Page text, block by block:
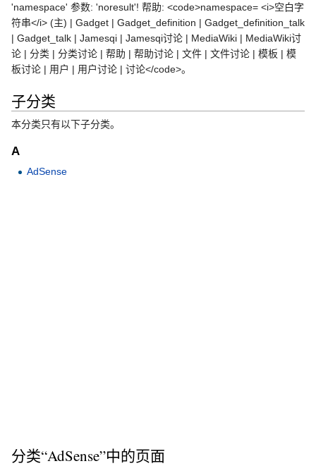
'namespace' 参数: 'noresult'! 帮助: <code>namespace= <i>空白字
符串</i> (主) | Gadget | Gadget_definition | Gadget_definition_talk
| Gadget_talk | Jamesqi | Jamesqi讨论 | MediaWiki | MediaWiki讨
论 | 分类 | 分类讨论 | 帮助 | 帮助讨论 | 文件 | 文件讨论 | 模板 | 模
板讨论 | 用户 | 用户讨论 | 讨论</code>。
子分类
本分类只有以下子分类。
A
AdSense
分类“AdSense”中的页面